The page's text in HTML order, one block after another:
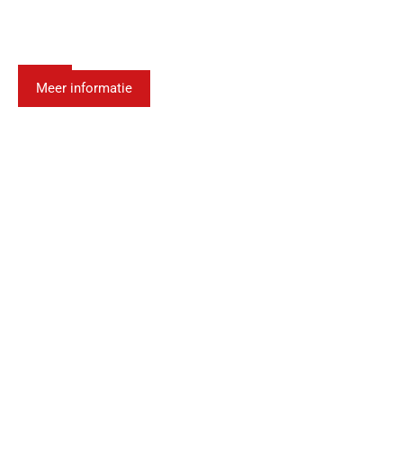
Meer informatie